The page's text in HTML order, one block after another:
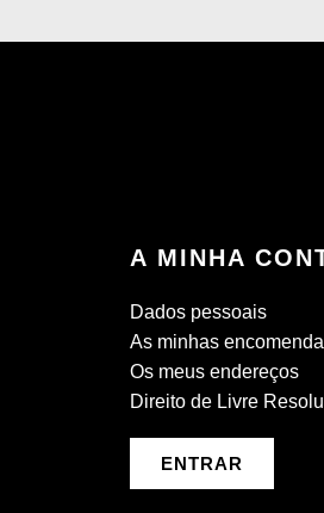
A MINHA
Dados pessoais
As minhas
Os meus endereços
Direito de Livre
ENTRAR